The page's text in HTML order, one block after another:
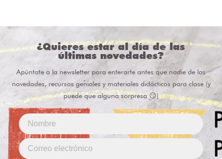
¿Quieres estar al día de las
últimas novedades?
Apúntate a la newsletter para enterarte antes que nadie de las
novedades, recursos geniales y materiales didácticos para clase (y
puede que alguna sorpresa 😏)